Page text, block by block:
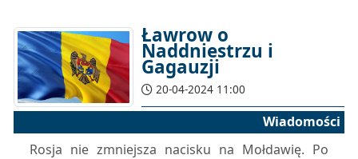
Ławrow o
Naddniestrzu i
Gagauzji
20-04-2024 11:00
Wiadomości
Rosja nie zmniejsza nacisku na Mołdawię. Po